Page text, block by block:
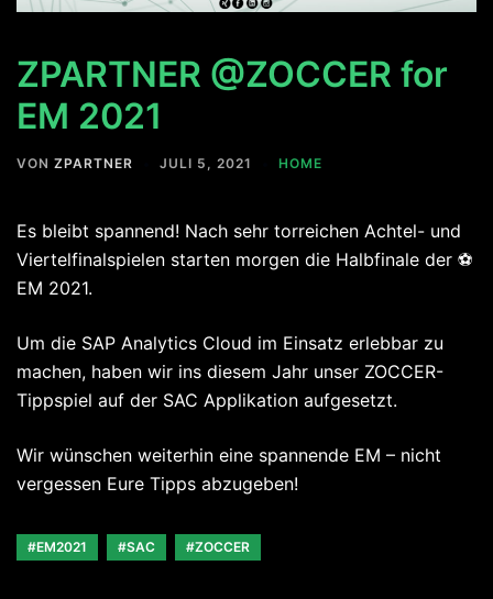
ZPARTNER @ZOCCER for
EM 2021
VON ZPARTNER JULI 5, 2021 HOME
Es bleibt spannend! Nach sehr torreichen Achtel- und
Viertelfinalspielen starten morgen die Halbfinale der ⚽
EM 2021.
Um die SAP Analytics Cloud im Einsatz erlebbar zu
machen, haben wir ins diesem Jahr unser ZOCCER-
Tippspiel auf der SAC Applikation aufgesetzt.
Wir wünschen weiterhin eine spannende EM – nicht
vergessen Eure Tipps abzugeben!
#EM2021 #SAC #ZOCCER